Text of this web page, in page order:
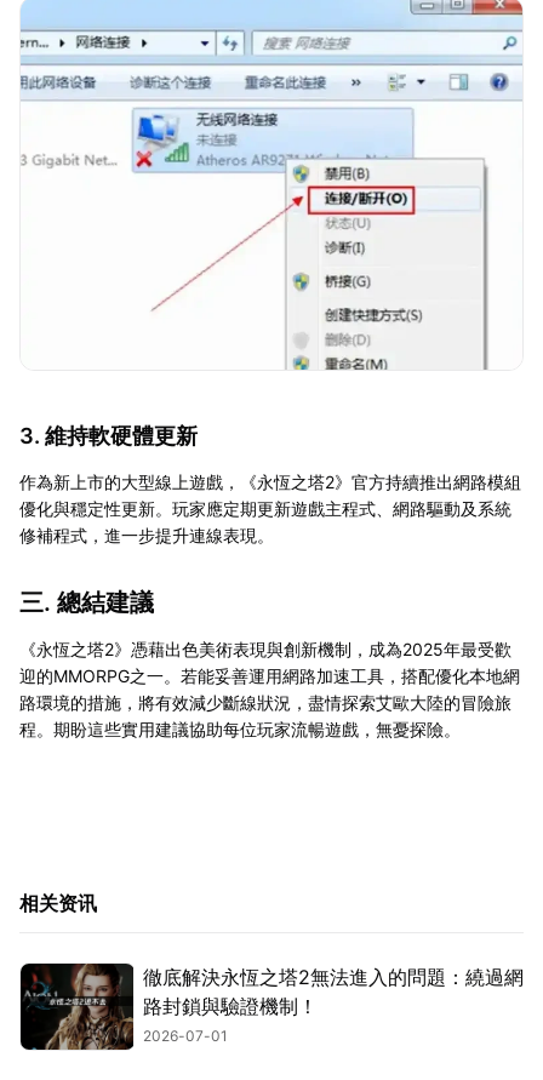
3. 維持軟硬體更新
作為新上市的大型線上遊戲，《永恆之塔2》官方持續推出網路模組
優化與穩定性更新。玩家應定期更新遊戲主程式、網路驅動及系統
修補程式，進一步提升連線表現。
三. 總結建議
《永恆之塔2》憑藉出色美術表現與創新機制，成為2025年最受歡
迎的MMORPG之一。若能妥善運用網路加速工具，搭配優化本地網
路環境的措施，將有效減少斷線狀況，盡情探索艾歐大陸的冒險旅
程。期盼這些實用建議協助每位玩家流暢遊戲，無憂探險。
相关资讯
徹底解決永恆之塔2無法進入的問題：繞過網
路封鎖與驗證機制！
2026-07-01